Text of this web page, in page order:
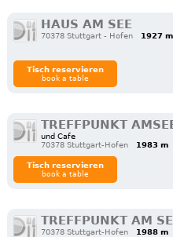
HAUS AM SEE
70378 Stuttgart - Hofen
1927 m
Tisch reservieren
book a table
TREFFPUNKT
und Cafe
70378 Stuttgart-Hofen
1983 m
Tisch reservieren
book a table
TREFFPUNKT AM
70378 Stuttgart-Hofen
1988 m